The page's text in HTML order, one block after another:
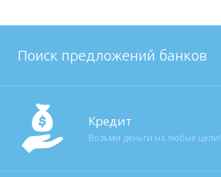
Поиск предложений банков
Кредит
Возьми деньги на любые цели!